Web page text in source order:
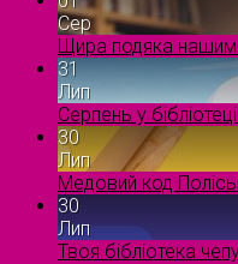
Сер
Щира подяка нашим
31
Лип
Серпень у
30
Лип
Медовий код
30
Лип
Твоя бібліотека